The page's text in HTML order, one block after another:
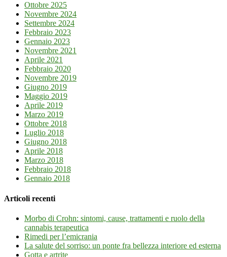
Ottobre 2025
Novembre 2024
Settembre 2024
Febbraio 2023
Gennaio 2023
Novembre 2021
Aprile 2021
Febbraio 2020
Novembre 2019
Giugno 2019
Maggio 2019
Aprile 2019
Marzo 2019
Ottobre 2018
Luglio 2018
Giugno 2018
Aprile 2018
Marzo 2018
Febbraio 2018
Gennaio 2018
Articoli recenti
Morbo di Crohn: sintomi, cause, trattamenti e ruolo della
cannabis terapeutica
Rimedi per l’emicrania
La salute del sorriso: un ponte fra bellezza interiore ed esterna
Gotta e artrite